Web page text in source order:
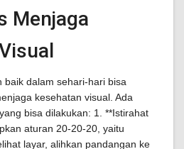
Menjaga
baik dalam sehari-hari bisa
kesehatan visual. Ada
bisa dilakukan: 1. **Istirahat
aturan 20-20-20, yaitu
layar, alihkan pandangan ke